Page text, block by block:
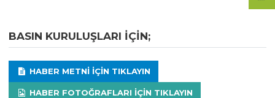
BASIN KURULUŞLARI IÇIN;
HABER METNI IÇIN TIKLAYIN
HABER FOTOĞRAFLARI IÇIN TIKLAYIN